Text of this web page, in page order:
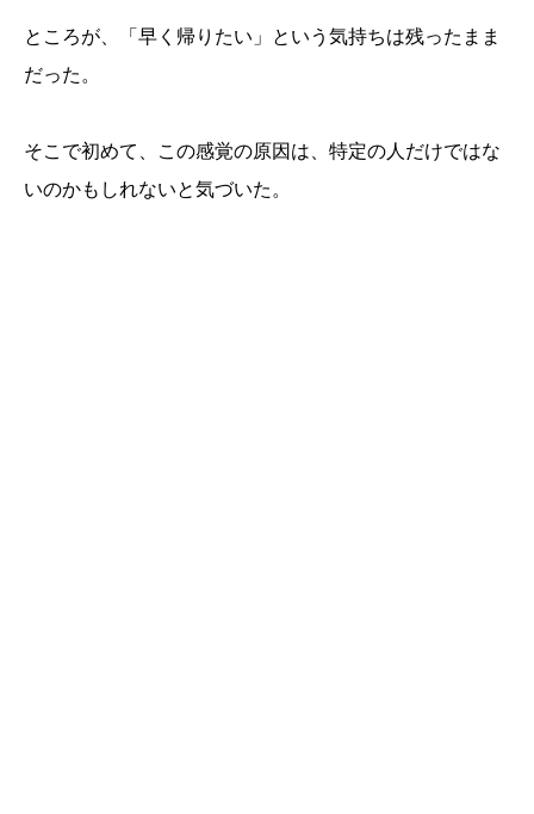
ところが、「早く帰りたい」という気持ちは残ったまま
だった。
そこで初めて、この感覚の原因は、特定の人だけではな
いのかもしれないと気づいた。